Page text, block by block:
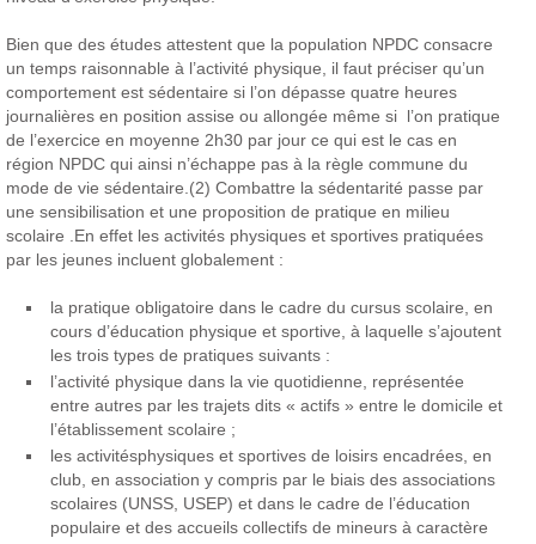
Bien que des études attestent que la population NPDC consacre
un temps raisonnable à l’activité physique, il faut préciser qu’un
comportement est sédentaire si l’on dépasse quatre heures
journalières en position assise ou allongée même si l’on pratique
de l’exercice en moyenne 2h30 par jour ce qui est le cas en
région NPDC qui ainsi n’échappe pas à la règle commune du
mode de vie sédentaire.(2) Combattre la sédentarité passe par
une sensibilisation et une proposition de pratique en milieu
scolaire .En effet les activités physiques et sportives pratiquées
par les jeunes incluent globalement :
la pratique obligatoire dans le cadre du cursus scolaire, en
cours d’éducation physique et sportive, à laquelle s’ajoutent
les trois types de pratiques suivants :
l’activité physique dans la vie quotidienne, représentée
entre autres par les trajets dits « actifs » entre le domicile et
l’établissement scolaire ;
les activitésphysiques et sportives de loisirs encadrées, en
club, en association y compris par le biais des associations
scolaires (UNSS, USEP) et dans le cadre de l’éducation
populaire et des accueils collectifs de mineurs à caractère